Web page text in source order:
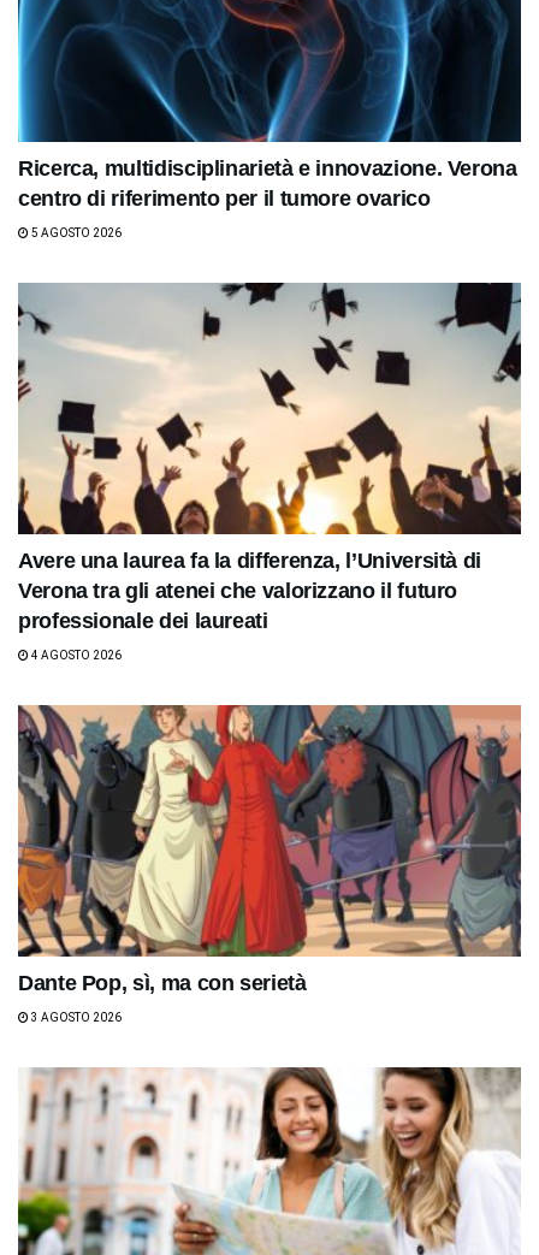
Ricerca, multidisciplinarietà e innovazione. Verona
centro di riferimento per il tumore ovarico
5 AGOSTO 2026
Avere una laurea fa la differenza, l’Università di
Verona tra gli atenei che valorizzano il futuro
professionale dei laureati
4 AGOSTO 2026
Dante Pop, sì, ma con serietà
3 AGOSTO 2026